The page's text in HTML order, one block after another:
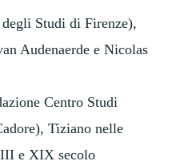
degli Studi di Firenze),
Audenaerde e Nicolas
Centro Studi
Tiziano nelle
e XIX secolo